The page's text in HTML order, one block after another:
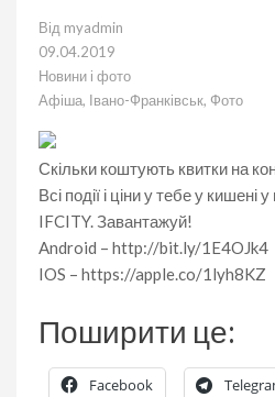
Від myadmin
09.04.2019
Новини і фото
Афіша, Івано-Франківськ, Фото
Скільки коштують квитки на
Всі події і ціни у тебе у
IFCITY. Завантажуй!
Android – http://bit.ly/1E4OJk4
IOS – https://apple.co/1lyh8KZ
Поширити це:
Facebook